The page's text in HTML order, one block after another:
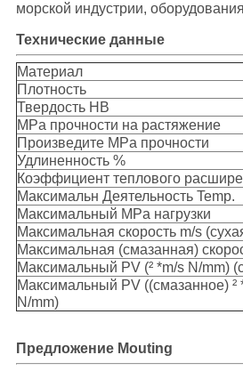
морской индустрии,
Технические данные
Материал
Плотность
Твердость HB
MPa прочности на растяжение
Произведите MPa прочности
Удлиненность %
Коэффициент теплового
Максимальн Деятельность Temp.
Максимальный MPa нагрузки
Максимальная скорость m/s
Максимальная (смазанная)
Максимальный PV (² *m/s N/mm)
Максимальный PV ((смазанное) ²
N/mm)
Предложение Mouting